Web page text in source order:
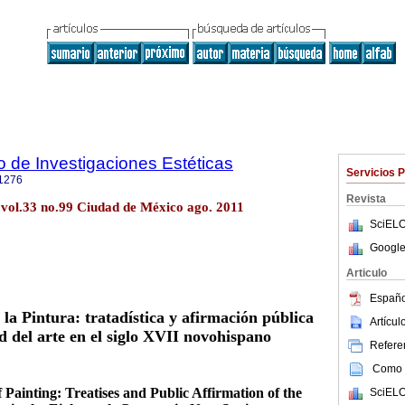
Servicios
Revista
Articulo
Como
de Investigaciones Estéticas
no.99 Ciudad de México ago. 2011
la Pintura: tratadística y afirmación pública
del arte en el siglo XVII novohispano
Painting: Treatises and Public Affirmation of the